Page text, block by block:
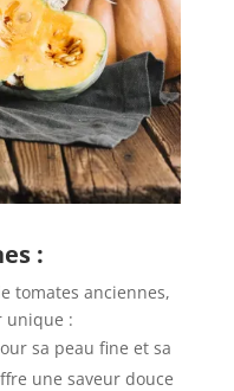
:
tomates anciennes,
unique :
sa peau fine et sa
une saveur douce